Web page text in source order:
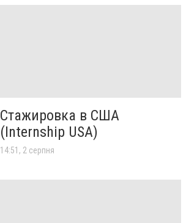
Стажировка в США
(Internship USA)
14:51, 2 серпня